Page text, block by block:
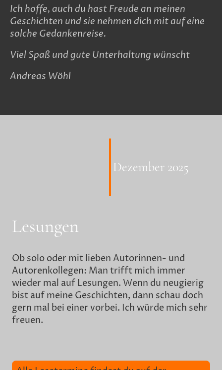
Ich hoffe, auch du hast Freude an meinen
Geschichten und sie nehmen dich mit auf eine
solche Gedankenreise.
Viel Spaß und gute Unterhaltung wünscht
Andreas Wöhl
Dezember 2025
Lesungen
Ob solo oder mit lieben Autorinnen- und
Autorenkollegen: Man trifft mich immer
wieder mal auf Lesungen. Wenn du neugierig
bist auf meine Geschichten, dann schau doch
gern mal bei einer vorbei. Ich würde mich sehr
freuen.